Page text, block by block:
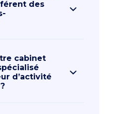
des
cabinet
d’activité